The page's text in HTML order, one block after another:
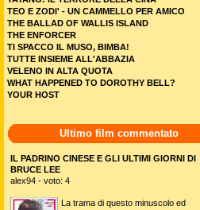
TEO E ZODI' - UN CAMMELLO PER AMICO
THE BALLAD OF WALLIS ISLAND
THE ENFORCER
TI SPACCO IL MUSO, BIMBA!
TUTTE INSIEME ALL'ABBAZIA
VELENO IN ALTA QUOTA
WHAT HAPPENED TO DOROTHY BELL?
YOUR HOST
Ultimo film commentato
IL PADRINO CINESE E GLI ULTIMI GIORNI DI
BRUCE LEE
alex94 - voto: 4
La trama di questo minuscolo ed